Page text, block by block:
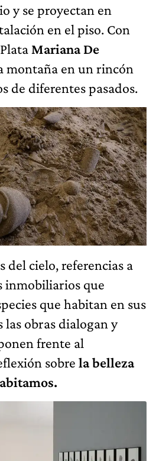
y se proyectan en
en el piso. Con
Mariana De
montaña en un rincón
de diferentes pasados.
del cielo, referencias a
inmobiliarios que
que habitan en sus
obras dialogan y
frente al
sobre la belleza